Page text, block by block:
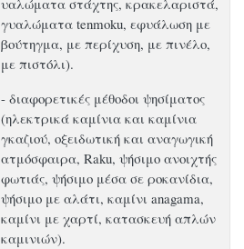
υαλώματα στάχτης, κρακελαριστά,
γυαλώματα tenmoku, εφυάλωση με
βούτηγμα, με περίχυση, με πινέλο,
με πιστόλι).
- διαφορετικές μέθοδοι ψησίματος
(ηλεκτρικά καμίνια και καμίνια
γκαζιού, οξειδωτική και αναγωγική
ατμόσφαιρα, Raku, ψήσιμο ανοιχτής
φωτιάς, ψήσιμο μέσα σε ροκανίδια,
ψήσιμο με αλάτι, καμίνι anagama,
καμίνι με χαρτί, κατασκευή απλών
καμινιών).